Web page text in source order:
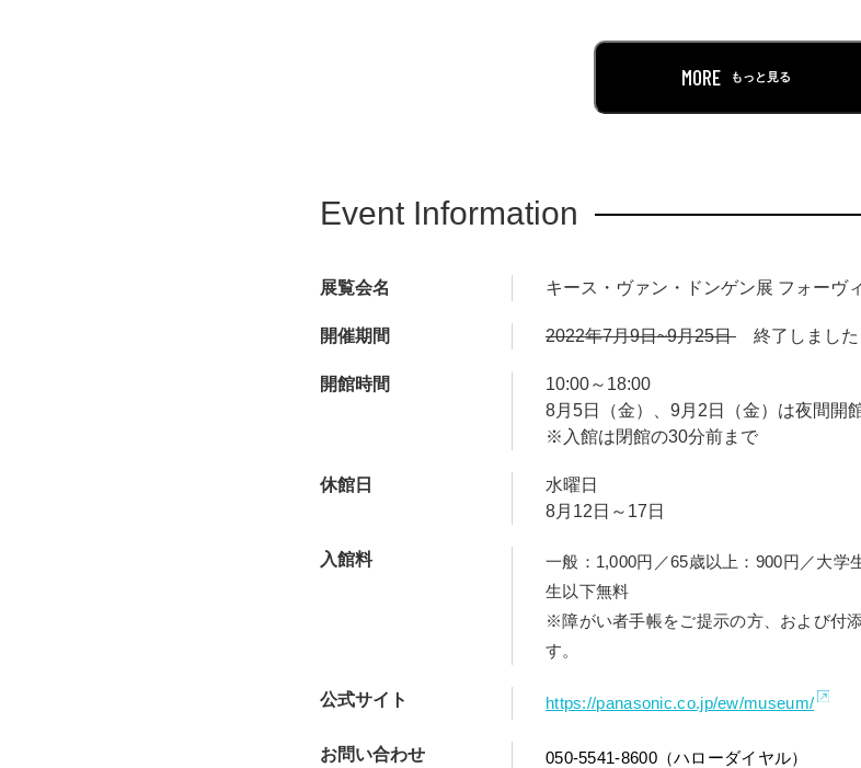
ながら、内的な表情を感じさせる色を用い、なかでも女性を描く場合
は、ヴァン・ドンゲンの代名詞になっていきます。
で表現され、当時の上流階級の人々から絶大な人気を博しました。
日本の美術館においては44年ぶりの開催となる、ヴァン・ドンゲンの
ンと官能的表現という全時代を通じて見られる画家生来の資質と、各時
が調和する姿を、新印象派からフォーヴィスムの時代、フォーヴィス
時代と3章に分け、国内外の優れたコレクションを通じてご覧いただきま
MORE もっと見る
Event Information
展覧会名 キース・ヴァン・ドンゲン展 フォーヴ
開催期間 2022年7月9日~9月25日 終了しました
開館時間
10:00～18:00
8月5日（金）、9月2日（金）は夜間開
※入館は閉館の30分前まで
休館日
水曜日
8月12日～17日
入館料
一般：1,000円／65歳以上：900円／大学
生以下無料
※障がい者手帳をご提示の方、および付
す。
公式サイト https://panasonic.co.jp/ew/museum/
お問い合わせ 050-5541-8600（ハローダイヤル）